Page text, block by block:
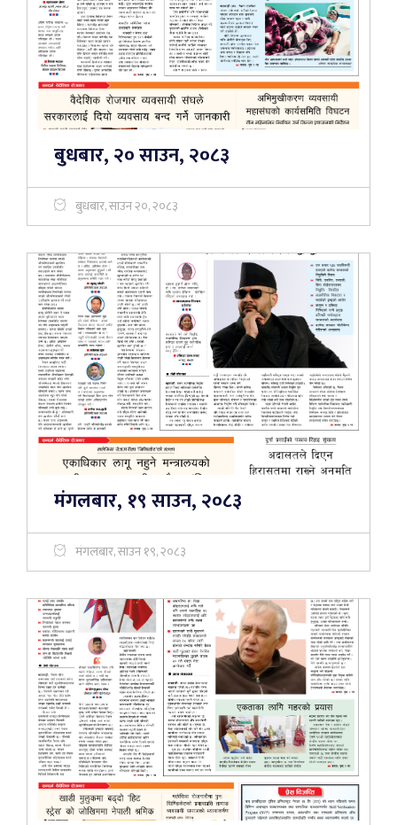
बुधबार, २० साउन, २०८३
बुधबार, साउन २०, २०८३
मंगलबार, १९ साउन, २०८३
मंगलबार, साउन १९, २०८३